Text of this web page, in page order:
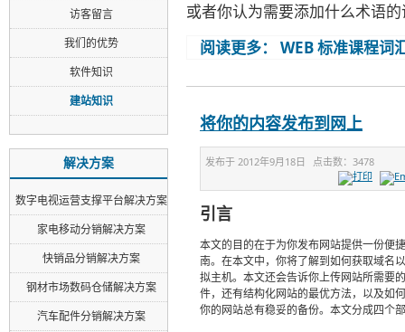
或者你认为需要添加什么术语
阅读更多： WEB 标准课程词
将你的内容发布到网上
发布于 2012年9月18日 点击数： 3478
引言
本文的目的在于为你发布网站提供一份便
南。在本文中，你将了解到如何获取域名
拟主机。本文还会告诉你上传网站所需要
件，还有结构化网站的最优方法，以及如
你的网站总有稳妥的备份。本文分成四个
访客留言
我们的优势
软件知识
建站知识
解决方案
数字电视运营支撑平台解决方案
家电移动分销解决方案
快销品分销解决方案
钢材市场数码仓储解决方案
汽车配件分销解决方案